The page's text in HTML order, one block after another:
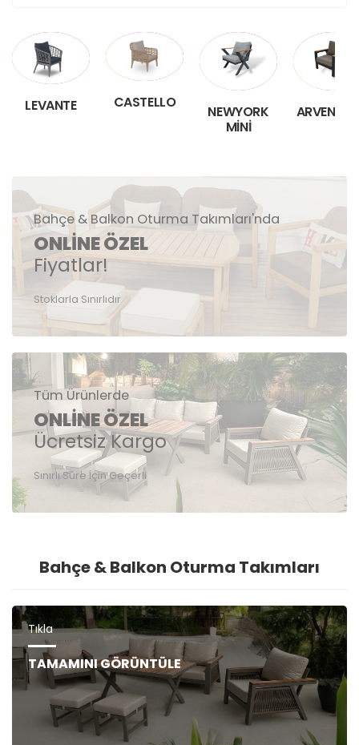
LEVANTE CASTELLO
NEWYORK
MINI
ARVEN
Bahçe & Balkon Oturma Takımları'nda
ONLINE ÖZEL
Fiyatlar!
Stoklarla Sınırlıdır
Tüm Ürünlerde
ONLINE ÖZEL
Ücretsiz Kargo
Sınırlı Süre İçin Geçerli
Bahçe & Balkon Oturma Takımları
Tıkla
TAMAMINI GÖRÜNTÜLE